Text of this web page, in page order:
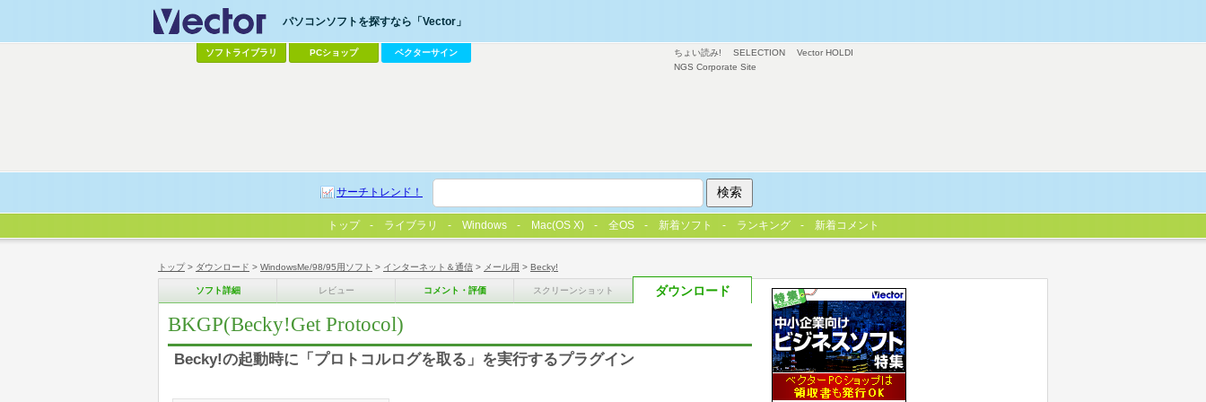
トップ> ダウンロード > WindowsMe/98/95用ソフト > インターネット＆通信 > メール用 > Becky!
ソフト詳細 レビュー コメント・評価 スクリーンショット ダウンロード
BKGP(Becky!Get Protocol)
Becky!の起動時に「プロトコルログを取る」を実行するプラグイン
ちょい読み! SELECTION
Vector HOLDI
NGS Corporate Site
パソコンソフトを探すなら「Vector」
ソフトライブラリ PCショップ ベクターサイン
サーチトレンド！
トップ ライブラリ Windows Mac(OS X) 全OS 新着ソフト ランキング 新着コメント